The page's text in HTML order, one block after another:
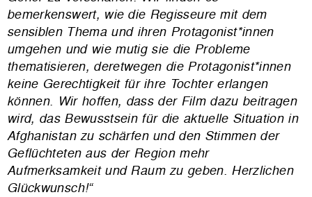
bemerkenswert, wie die Regisseure mit dem
sensiblen Thema und ihren Protagonist*innen
umgehen und wie mutig sie die Probleme
thematisieren, deretwegen die Protagonist*innen
keine Gerechtigkeit für ihre Tochter erlangen
können. Wir hoffen, dass der Film dazu beitragen
wird, das Bewusstsein für die aktuelle Situation in
Afghanistan zu schärfen und den Stimmen der
Geflüchteten aus der Region mehr
Aufmerksamkeit und Raum zu geben. Herzlichen
Glückwunsch!“